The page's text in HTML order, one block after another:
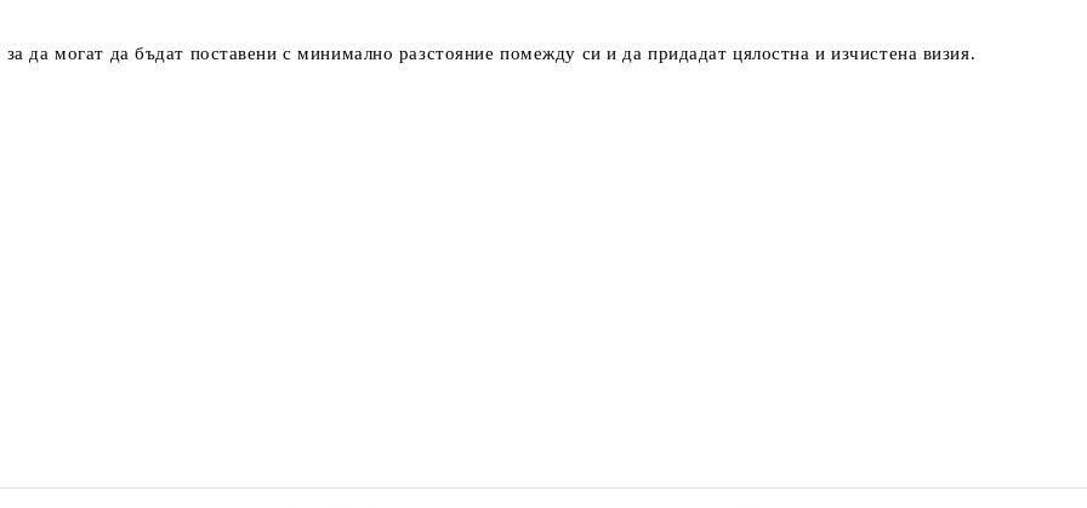
да могат да бъдат поставени с минимално разстояние помежду си и да придадат цялостна и изчистена визия.